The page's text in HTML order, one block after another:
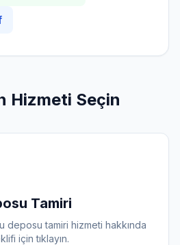
Hizmeti Seçin
Tamiri
deposu tamiri hizmeti hakkında
için tıklayın.